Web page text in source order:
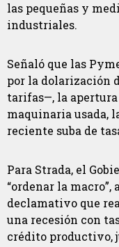
las pequeñas y
industriales.
Señaló que las
por la dolarización
tarifas—, la
maquinaria usada,
reciente suba de
Para Strada, el
“ordenar la macro”,
declamativo que
una recesión con
crédito productivo,